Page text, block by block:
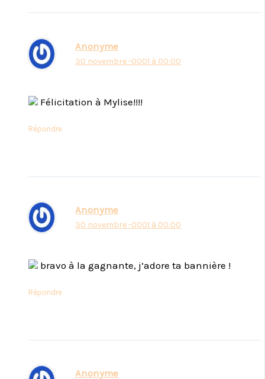
Anonyme
30 novembre -0001 à 00:00
Félicitation à Mylise!!!!
Répondre
Anonyme
30 novembre -0001 à 00:00
bravo à la gagnante, j’adore ta bannière !
Répondre
Anonyme